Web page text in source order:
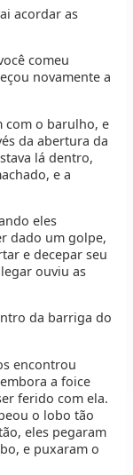
acordar as
comeu
novamente a
com o barulho, e
da abertura da
lá dentro,
e a
eles
dado um golpe,
e decepar seu
ouviu as
da barriga do
encontrou
a foice
ferido com ela.
o lobo tão
eles pegaram
e puxaram o